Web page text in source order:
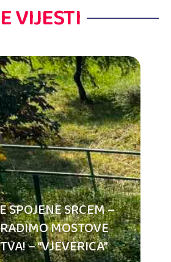
VIJESTI
SPOJENE SRCEM –
MOSTOVE
– “VJEVERICA”